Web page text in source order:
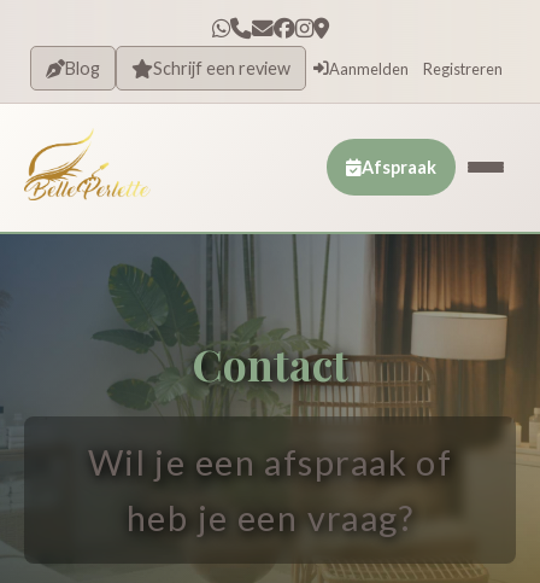
Blog Schrijf een review Aanmelden Registreren
Afspraak
Contact
Wil je een afspraak of
heb je een vraag?